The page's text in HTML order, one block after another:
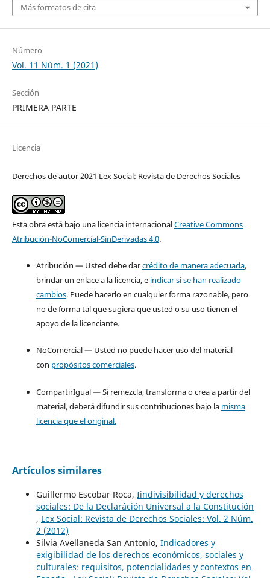
Más formatos de cita
Número
Vol. 11 Núm. 1 (2021)
Sección
PRIMERA PARTE
Licencia
Derechos de autor 2021 Lex Social: Revista de Derechos Sociales
Esta obra está bajo una licencia internacionalCreative Commons
Atribución-NoComercial-SinDerivadas 4.0.
Atribución — Usted debe darcrédito de manera adecuada,
brindar un enlace a la licencia, e indicar si se han realizado
cambios. Puede hacerlo en cualquier forma razonable, pero
no de forma tal que sugiera que usted o su uso tienen el
apoyo de la licenciante.
NoComercial — Usted no puede hacer uso del material
con propósitos comerciales.
CompartirIgual — Si remezcla, transforma o crea a partir del
material, deberá difundir sus contribuciones bajo la misma
licencia que el original.
Artículos similares
Guillermo Escobar Roca, Iindivisibilidad y derechos
sociales: De la Declaráción Universal a la Constitución
, Lex Social: Revista de Derechos Sociales: Vol. 2 Núm.
2 (2012)
Silvia Avellaneda San Antonio, Indicadores y
exigibilidad de los derechos económicos, sociales y
culturales: requisitos, potencialidades y contextos en